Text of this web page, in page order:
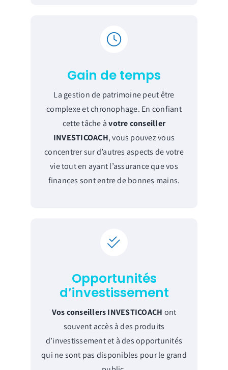
Gain de temps
La gestion de patrimoine peut être
complexe et chronophage. En confiant
cette tâche àvotre conseiller
INVESTICOACH, vous pouvez vous
concentrer sur d’autres aspects de votre
vie tout en ayant l’assurance que vos
finances sont entre de bonnes mains.
Opportunités
d’investissement
Vos conseillers INVESTICOACH ont
souvent accès à des produits
d’investissement et à des opportunités
qui ne sont pas disponibles pour le grand